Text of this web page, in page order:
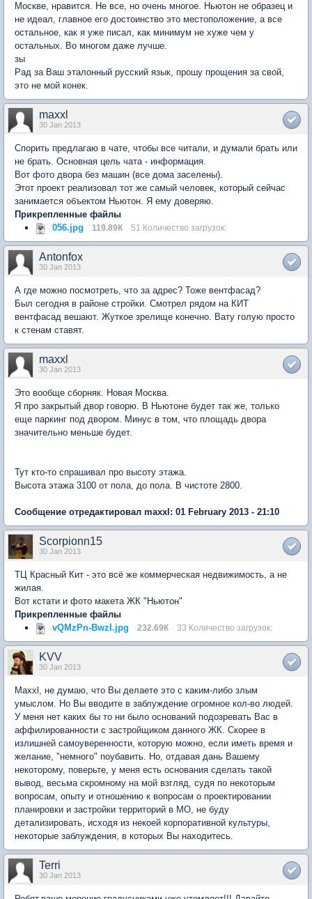
Москве, нравится. Не все, но очень многое. Ньютон не образец и
не идеал, главное его достоинство это местоположение, а все
остальное, как я уже писал, как минимум не хуже чем у
остальных. Во многом даже лучше.
зы
Рад за Ваш эталонный русский язык, прошу прощения за свой,
это не мой конек.
maxxl
30 Jan 2013
Спорить предлагаю в чате, чтобы все читали, и думали брать или
не брать. Основная цель чата - информация.
Вот фото двора без машин (все дома заселены).
Этот проект реализовал тот же самый человек, который сейчас
занимается объектом Ньютон. Я ему доверяю.
Прикрепленные файлы
056.jpg
119.89К 51 Количество загрузок:
Antonfox
30 Jan 2013
А где можно посмотреть, что за адрес? Тоже вентфасад?
Был сегодня в районе стройки. Смотрел рядом на КИТ
вентфасад вешают. Жуткое зрелище конечно. Вату голую просто
к стенам ставят.
maxxl
30 Jan 2013
Это вообще сборняк. Новая Москва.
Я про закрытый двор говорю. В Ньютоне будет так же, только
еще паркинг под двором. Минус в том, что площадь двора
значительно меньше будет.
Тут кто-то спрашивал про высоту этажа.
Высота этажа 3100 от пола, до пола. В чистоте 2800.
Сообщение отредактировал maxxl: 01 February 2013 - 21:10
Scorpionn15
30 Jan 2013
ТЦ Красный Кит - это всё же коммерческая недвижимость, а не
жилая.
Вот кстати и фото макета ЖК "Ньютон"
Прикрепленные файлы
vQMzPn-BwzI.jpg
232.69К 33 Количество загрузок:
KVV
30 Jan 2013
Maxxl, не думаю, что Вы делаете это с каким-либо злым
умыслом. Но Вы вводите в заблуждение огромное кол-во людей.
У меня нет каких бы то ни было оснований подозревать Вас в
аффилированности с застройщиком данного ЖК. Скорее в
излишней самоуверенности, которую можно, если иметь время и
желание, "немного" поубавить. Но, отдавая дань Вашему
некоторому, поверьте, у меня есть основания сделать такой
вывод, весьма скромному на мой взгляд, судя по некоторым
вопросам, опыту и отношению к вопросам о проектировании
планировки и застройки территорий в МО, не буду
детализировать, исходя из некоей корпоративной культуры,
некоторые заблуждения, в которых Вы находитесь.
Terri
30 Jan 2013